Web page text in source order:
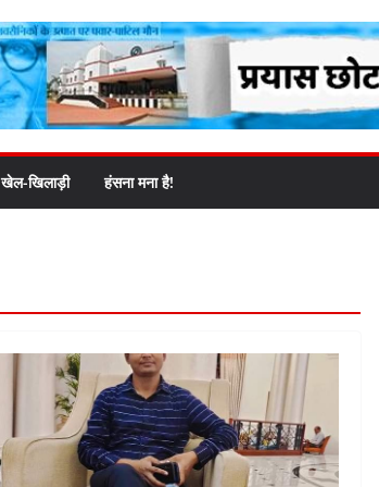
खेल-खिलाड़ी हंसना मना है!